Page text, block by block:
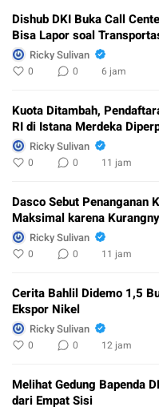
Dishub DKI Buka Call
Bisa Lapor soal
Ricky Sulivan
0 0 6 jam
Kuota Ditambah,
RI di Istana Merdeka
Ricky Sulivan
0 0 11 jam
Dasco Sebut Penanganan
Maksimal karena
Ricky Sulivan
0 0 11 jam
Cerita Bahlil Didemo 1,5
Ekspor Nikel
Ricky Sulivan
0 0 12 jam
Melihat Gedung Bapenda
dari Empat Sisi